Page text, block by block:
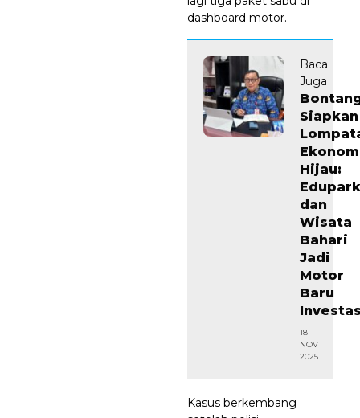
dashboard motor.
Baca
Juga
Siapkan
Hijau:
Edupark
dan
Wisata
Bahari
Jadi
Motor
Baru
18
NOV
2025
Kasus berkembang